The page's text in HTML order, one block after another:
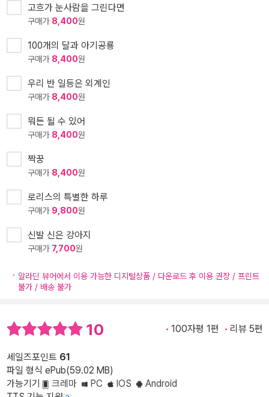
고흐가 눈사람을 그린다면
구매가 8,400원
100개의 달과 아기공룡
구매가 8,400원
우리 반 일등은 외계인
구매가 8,400원
뭐든 될 수 있어
구매가 8,400원
짝꿍
구매가 8,400원
로리스의 특별한 하루
구매가 9,800원
신발 신은 강아지
구매가 7,700원
알라딘 뷰어에서 이용 가능한 디지털상품 / 다운로드 후 이용 권장 / 프린트
불가 / 배송 불가
10 100자평 1편 리뷰 5편
세일즈포인트 61
파일 형식 ePub(59.02 MB)
가능기기
크레마 PC IOS
Android